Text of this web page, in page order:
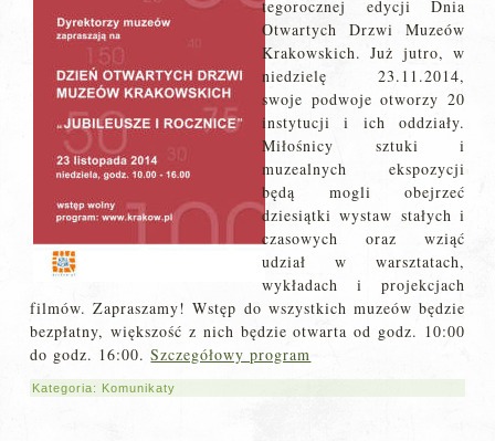
tegorocznej edycji Dnia
Otwartych Drzwi Muzeów
Krakowskich. Już jutro, w
niedzielę 23.11.2014,
swoje podwoje otworzy 20
instytucji i ich oddziały.
Miłośnicy sztuki i
muzealnych ekspozycji
będą mogli obejrzeć
dziesiątki wystaw stałych i
czasowych oraz wziąć
udział w warsztatach,
wykładach i projekcjach
filmów. Zapraszamy! Wstęp do wszystkich muzeów będzie
bezpłatny, większość z nich będzie otwarta od godz. 10:00
do godz. 16:00.Szczegółowy program
Kategoria: Komunikaty